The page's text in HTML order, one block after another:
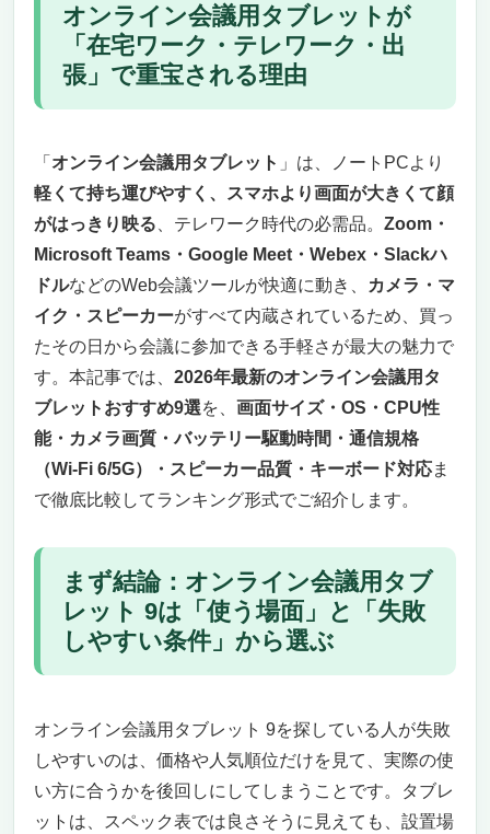
タブレット購入でよくある失敗
価格だけで選んで使い勝手を見落とす
サイズ確認を本体寸法だけで済ませる
消耗品やメンテナンスを確認しない
タブレットを買う前の最終チェックリスト
オンライン会議用タブレット 9に関するよくある
質問
んだ方がいいですか？
型落ちモデルは避けるべきですか？
口コミはどこまで信用できますか？
プレゼント用に選ぶ場合の注意点は？
ネット購入で失敗しないコツは？
タブレットはどのタイミングで買い替えるべき
ですか？
オンライン会議用タブレット 9は比較軸を決めれ
ば選びやすい
ライン会議に向くのか
オンライン会議用タブレットを選ぶ8つの絶対
チェックポイント
1. 画面サイズ（10〜13インチが会議向け）
2. OS（iPadOS／Android／Windows）の選
び方
4. インカメラ画質（顔の印象は画質で決ま
る）
5. マイク・スピーカー品質（聞こえ・伝わり
が命）
オンライン会議用タブレットが
「在宅ワーク・テレワーク・出
張」で重宝される理由
「 オンライン会議用タブレット 」は、ノートPCより
軽くて持ち運びやすく、スマホより画面が大きくて顔
がはっきり映る 、テレワーク時代の必需品。 Zoom・
Microsoft Teams・Google Meet・Webex・Slackハ
ドルなどのWeb会議ツールが快適に動き、
カメラ・マ
イク・スピーカーがすべて内蔵されているため、買っ
たその日から会議に参加できる手軽さが最大の魅力で
す。本記事では、 2026年最新のオンライン会議用タ
ブレットおすすめ9選を、 画面サイズ・OS・CPU性
能・カメラ画質・バッテリー駆動時間・通信規格
（Wi-Fi 6/5G）・スピーカー品質・キーボード対応ま
で徹底比較してランキング形式でご紹介します。
まず結論：オンライン会議用タブ
レット 9は「使う場面」と「失敗
しやすい条件」から選ぶ
オンライン会議用タブレット 9を探している人が失敗
しやすいのは、価格や人気順位だけを見て、実際の使
い方に合うかを後回しにしてしまうことです。タブレ
ットは、スペック表では良さそうに見えても、設置場